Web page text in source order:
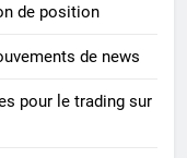
de position
de news
pour le trading sur